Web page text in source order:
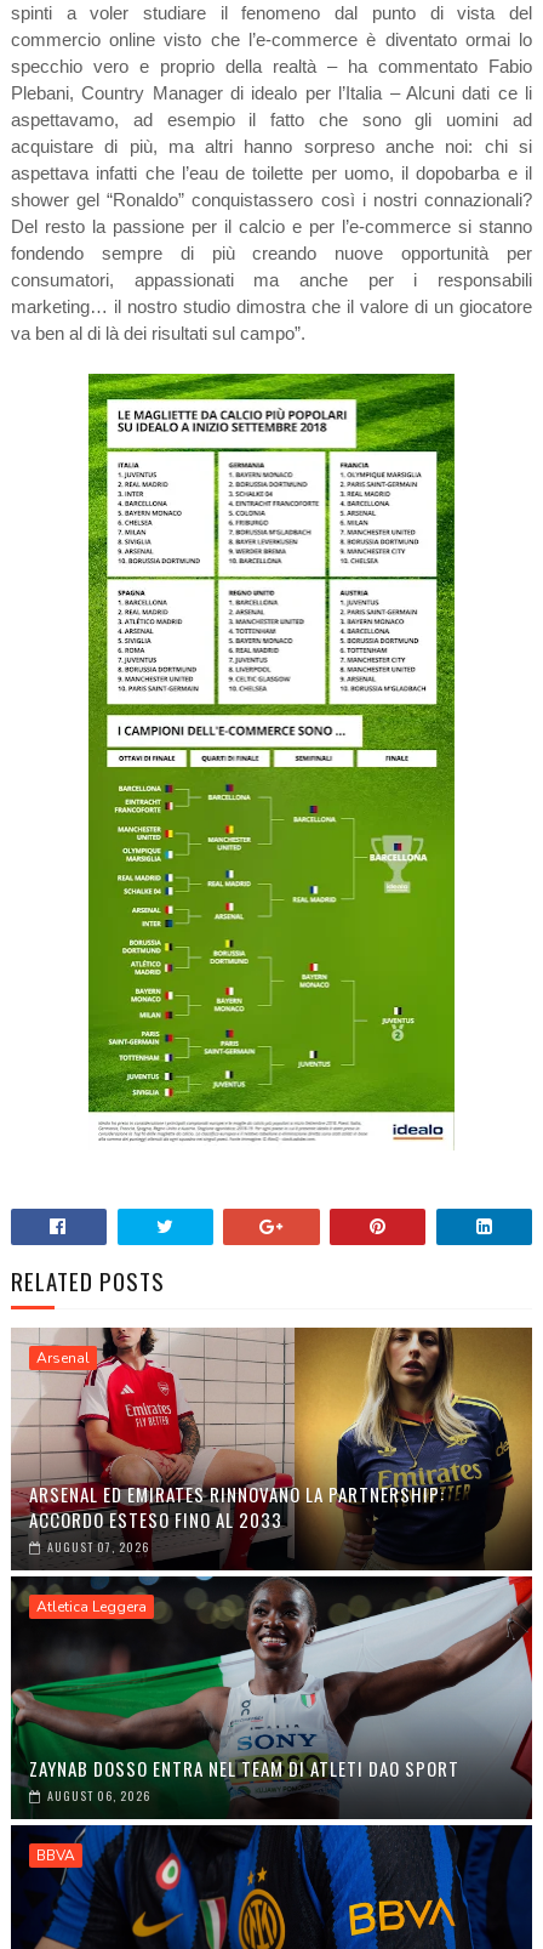
spinti a voler studiare il fenomeno dal punto di vista del
commercio online visto che l’e-commerce è diventato ormai lo
specchio vero e proprio della realtà – ha commentato Fabio
Plebani, Country Manager di idealo per l’Italia – Alcuni dati ce li
aspettavamo, ad esempio il fatto che sono gli uomini ad
acquistare di più, ma altri hanno sorpreso anche noi: chi si
aspettava infatti che l’eau de toilette per uomo, il dopobarba e il
shower gel “Ronaldo” conquistassero così i nostri connazionali?
Del resto la passione per il calcio e per l’e-commerce si stanno
fondendo sempre di più creando nuove opportunità per
consumatori, appassionati ma anche per i responsabili
marketing… il nostro studio dimostra che il valore di un giocatore
va ben al di là dei risultati sul campo”.
RELATED POSTS
Arsenal
ARSENAL ED EMIRATES RINNOVANO LA PARTNERSHIP:
ACCORDO ESTESO FINO AL 2033
AUGUST 07, 2026
Atletica Leggera
ZAYNAB DOSSO ENTRA NEL TEAM DI ATLETI DAO SPORT
AUGUST 06, 2026
BBVA